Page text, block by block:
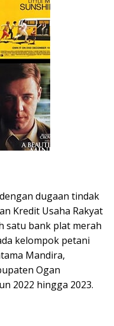
dugaan tindak
Kredit Usaha Rakyat
satu bank plat merah
kelompok petani
Mandira,
Ogan
2022 hingga 2023.